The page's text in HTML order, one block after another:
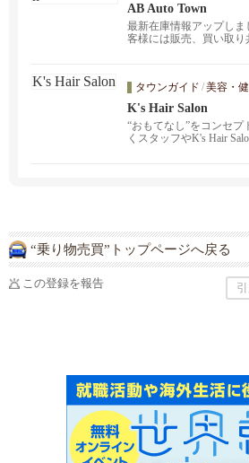
AB Auto Town
最新在庫情報アップし
客様には販売、買い取
タウンガイド /美容・
K's Hair Salon
“おもてなし”をコンセプ
くスタッフやK's Hair
“乗り物売買”トップページへ戻る
この登録を報告